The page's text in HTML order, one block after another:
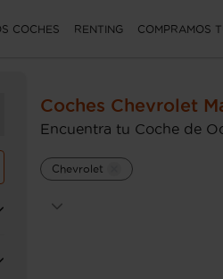
COCHES RENTING COMPRAMOS
Coches Chevrolet
Encuentra tu Coche de
Chevrolet